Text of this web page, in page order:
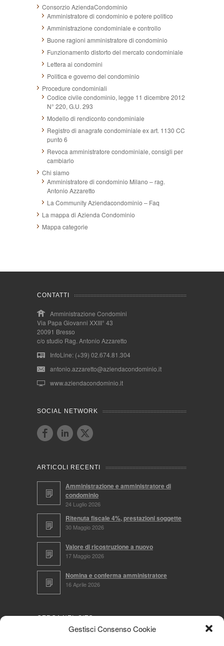
Gestisci Consenso Cookie
Consorzio AziendaCondominio
Amministratore di condominio e potere politico
Amministrazione condominiale e controllo
Buone ragioni amministratore di condominio
Funzionamento distorto del mercato condominiale
Lettera ai condomini
Politica e governo del condominio
Procedure condominiali
Codice civile condominio, legge 11 dicembre 2012
N° 220, G.U. 293
Modello di rendiconto condominiale
Registro di anagrafe condominiale ex art. 1130 CC
punto 6
Revoca amministratore condominiale, consigli per
cambiarlo
Chi siamo
Amministratore di condominio Milano – rag.
Antonio Azzaretto
La Community Aziendacondominio – Faq
La mappa di Azienda Condominio
Mappa categorie
CONTATTI
Amministrazione Condomini
Via Papa Giovanni XXIII° 43
20091 Bresso
c/o studio Rag. Antonio Azzaretto
InfoLine: (+39) 02.674.81.304
antonio.azzaretto@aziendacondominio.it
www.aziendacondominio.it
SOCIAL NETWORK
ARTICOLI RECENTI
Amministrazione e amministratore di
condominio
24 Luglio 2026
Ritenuta fiscale 4%, prestazioni soggette
30 Maggio 2026
Valore di ricostruzione a nuovo
17 Maggio 2026
Nomina e conferma amministratore
16 Aprile 2026
CERCA NEL SITO